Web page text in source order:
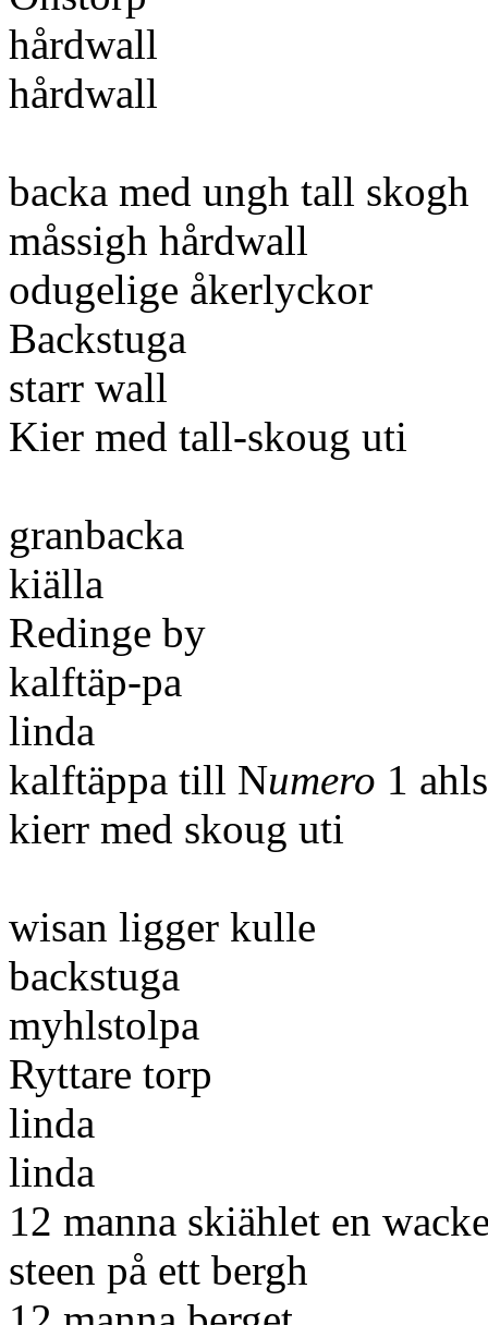
hårdwall
hårdwall
backa med ungh tall skogh
måssigh hårdwall
odugelige åkerlyckor
Backstuga
starr wall
Kier med tall-skoug uti
granbacka
kiälla
Redinge by
kalftäp-pa
linda
kalftäppa till Numero 1
kierr med skoug uti
wisan ligger kulle
backstuga
myhlstolpa
Ryttare torp
linda
linda
12 manna skiählet en
steen på ett bergh